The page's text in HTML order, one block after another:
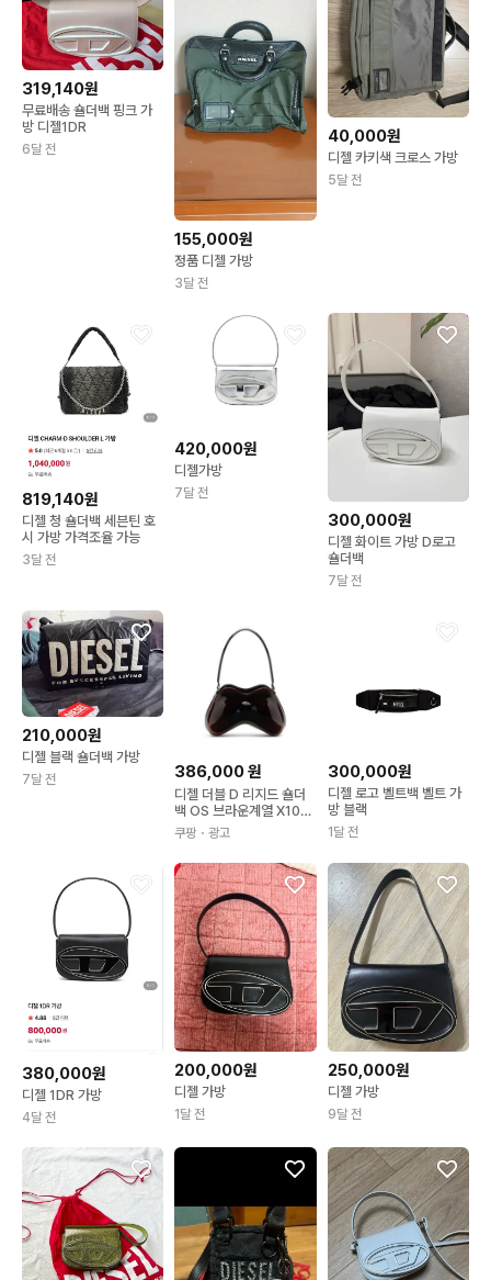
319,140원
무료배송 숄더백 핑크 가
방 디젤1DR
6달 전
155,000원
정품 디젤 가방
3달 전
40,000원
디젤 카키색 크로스 가방
5달 전
819,140원
디젤 청 숄더백 세븐틴 호
시 가방 가격조율 가능
3달 전
420,000원
디젤가방
7달 전
300,000원
디젤 화이트 가방 D로고
숄더백
7달 전
210,000원
디젤 블랙 숄더백 가방
7달 전 386,000원
디젤 더블 D 리지드 숄더
백 OS 브라운계열 X103
27P8008
쿠팡 ・광고
300,000원
디젤 로고 벨트백 벨트 가
방 블랙
1달 전
380,000원
디젤 1DR 가방
4달 전
200,000원
디젤 가방
1달 전
250,000원
디젤 가방
9달 전